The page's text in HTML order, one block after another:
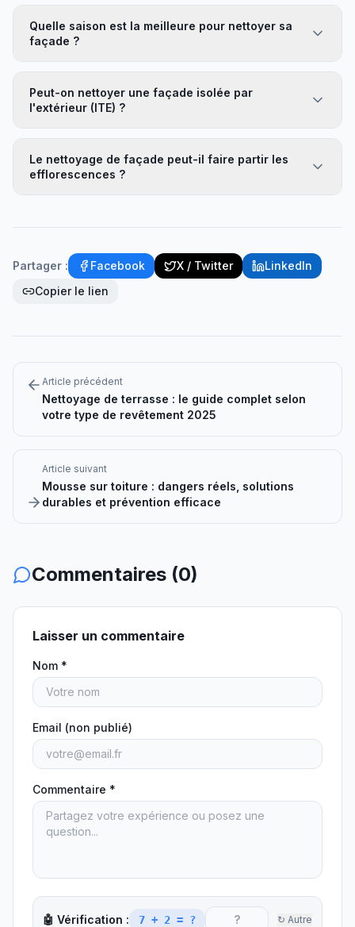
Quelle saison est la meilleure pour nettoyer sa
façade ?
Peut-on nettoyer une façade isolée par
l'extérieur (ITE) ?
Le nettoyage de façade peut-il faire partir les
efflorescences ?
Partager : Facebook X / Twitter
LinkedIn
Copier le lien
Article précédent
Nettoyage de terrasse : le guide complet selon
votre type de revêtement 2025
Article suivant
Mousse sur toiture : dangers réels, solutions
durables et prévention efficace
Commentaires (0)
Laisser un commentaire
Nom *
Email (non publié)
Commentaire *
🤖 Vérification : 7 + 2 = ? ↻ Autre